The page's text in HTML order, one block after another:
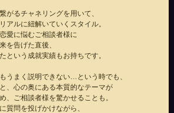
がるチャネリングを用いて、
アルに紐解いていくスタイル。
愛に悩むご相談者様に
を告げた直後、
という成就実績もお持ちです。
うまく説明できない…という時でも、
、心の奥にある本質的なテーマが
、ご相談者様を驚かせることも。
質問を投げかけながら、